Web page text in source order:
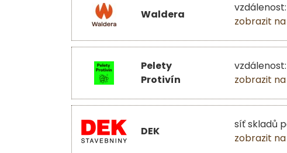
Waldera
zobrazit
Pelety
Protivín
zobrazit
DEK
síť skladů
zobrazit